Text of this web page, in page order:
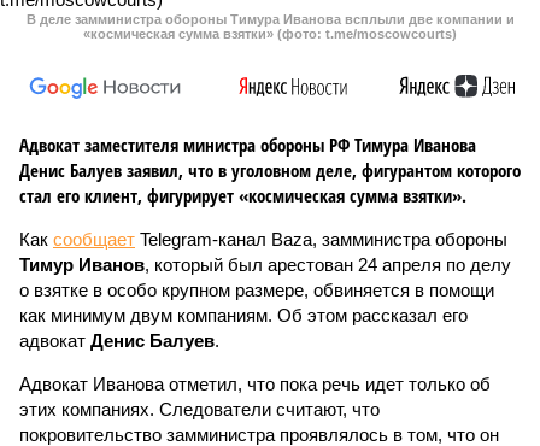
В деле замминистра обороны Тимура Иванова всплыли две компании и
«космическая сумма взятки» (фото: t.me/moscowcourts)
Адвокат заместителя министра обороны РФ Тимура Иванова
Денис Балуев заявил, что в уголовном деле, фигурантом которого
стал его клиент, фигурирует «космическая сумма взятки».
Как сообщает Telegram-канал Baza, замминистра обороны
Тимур Иванов, который был арестован 24 апреля по делу
о взятке в особо крупном размере, обвиняется в помощи
как минимум двум компаниям. Об этом рассказал его
адвокат Денис Балуев.
Адвокат Иванова отметил, что пока речь идет только об
этих компаниях. Следователи считают, что
покровительство замминистра проявлялось в том, что он